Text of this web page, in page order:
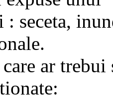
seceta,
ar